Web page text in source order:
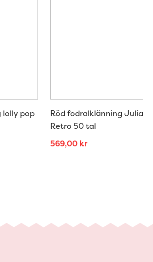
lolly pop
Röd fodralklänning Julia
Retro 50 tal
569,00 kr